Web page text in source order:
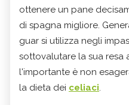
ottenere un pane
di spagna migliore.
guar si utilizza negli
sottovalutare la sua resa
l'importante è non
la dieta dei celiaci.